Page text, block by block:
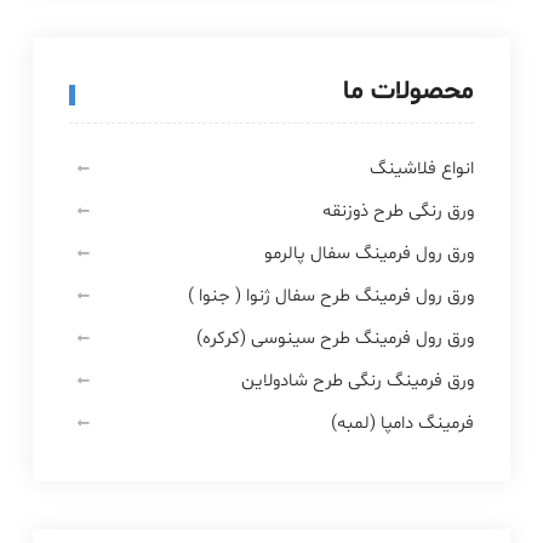
محصولات ما
انواع فلاشینگ
ورق رنگی طرح ذوزنقه
ورق رول فرمینگ سفال پالرمو
ورق رول فرمینگ طرح سفال ژنوا ( جنوا )
ورق رول فرمینگ طرح سینوسی (کرکره)
ورق فرمینگ رنگی طرح شادولاین
فرمینگ دامپا (لمبه)